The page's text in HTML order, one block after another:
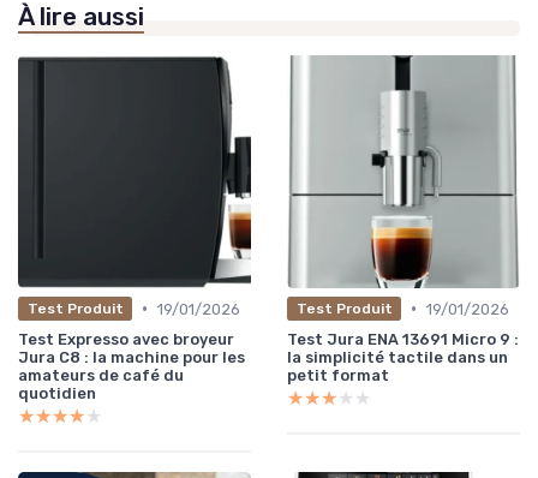
À lire aussi
Test Produit • 19/01/2026
Test Expresso avec broyeur
Jura C8 : la machine pour les
amateurs de café du
quotidien
★★★★★
★★★★★
Test Produit • 19/01/2026
Test Jura ENA 13691 Micro 9 :
la simplicité tactile dans un
petit format
★★★★★
★★★★★